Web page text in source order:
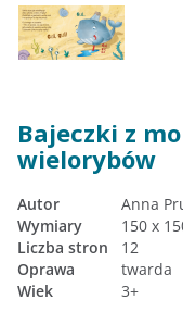
Bajeczki z
wielorybów
Autor
Anna
Wymiary
150 x
Liczba stron
12
Oprawa
twarda
Wiek
3+